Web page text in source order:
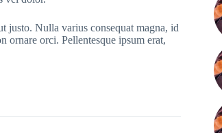
justo. Nulla varius consequat magna, id
ornare orci. Pellentesque ipsum erat,